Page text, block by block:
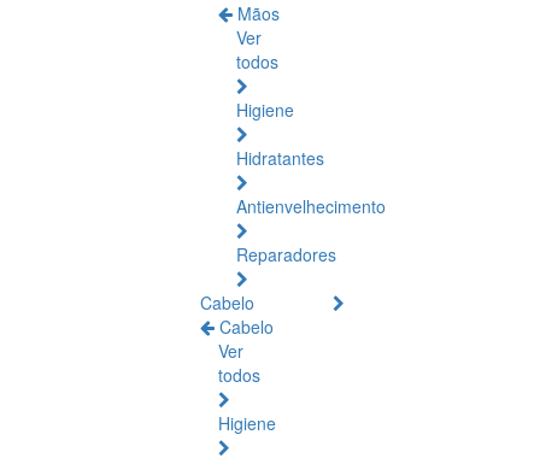
Mãos
Ver
todos
Higiene
Hidratantes
Antienvelhecimento
Reparadores
Cabelo
Cabelo
Ver
todos
Higiene